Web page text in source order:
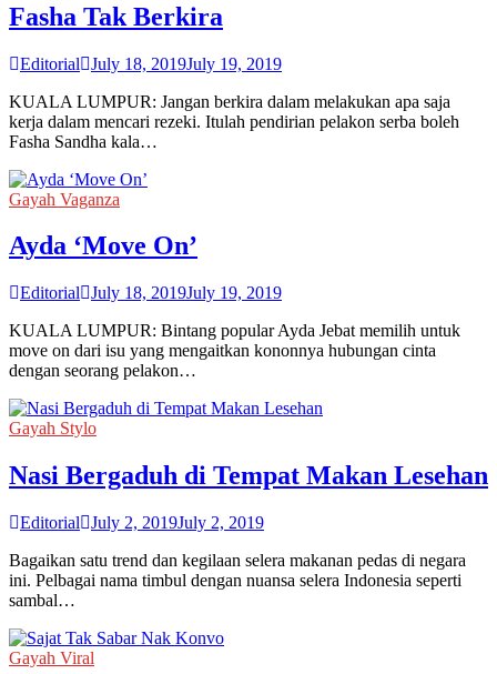
Fasha Tak Berkira
Editorial July 18, 2019July 19, 2019
KUALA LUMPUR: Jangan berkira dalam melakukan apa saja
kerja dalam mencari rezeki. Itulah pendirian pelakon serba boleh
Fasha Sandha kala…
Gayah Vaganza
Ayda ‘Move On’
Editorial July 18, 2019July 19, 2019
KUALA LUMPUR: Bintang popular Ayda Jebat memilih untuk
move on dari isu yang mengaitkan kononnya hubungan cinta
dengan seorang pelakon…
Gayah Stylo
Nasi Bergaduh di Tempat Makan Lesehan
Editorial July 2, 2019July 2, 2019
Bagaikan satu trend dan kegilaan selera makanan pedas di negara
ini. Pelbagai nama timbul dengan nuansa selera Indonesia seperti
sambal…
Gayah Viral